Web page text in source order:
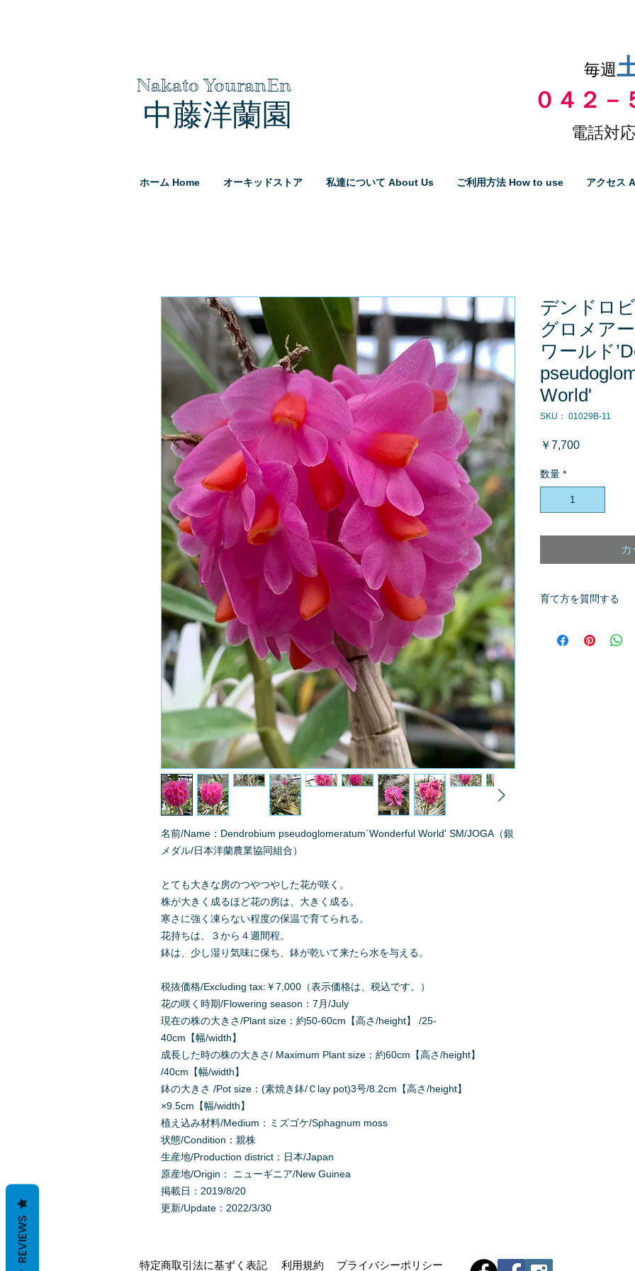
Nakato YouranEn
中藤洋蘭園
毎週
０４２－
電話対
ホーム Home オーキッドストア 私達について About Us ご利用方法 How to use アクセス
名前/Name：Dendrobium pseudoglomeratum`Wonderful World' SM/JOGA（銀
メダル/日本洋蘭農業協同組合）
とても大きな房のつやつやした花が咲く。
株が大きく成るほど花の房は、大きく成る。
寒さに強く凍らない程度の保温で育てられる。
花持ちは、３から４週間程。
鉢は、少し湿り気味に保ち、鉢が乾いて来たら水を与える。
税抜価格/Excluding tax:￥7,000（表示価格は、税込です。）
花の咲く時期/Flowering season：7月/July
現在の株の大きさ/Plant size：約50-60cm【高さ/height】 /25-
40cm【幅/width】
成長した時の株の大きさ/ Maximum Plant size：約60cm【高さ/height】
/40cm【幅/width】
鉢の大きさ /Pot size：(素焼き鉢/Ｃlay pot)3号/8.2cm【高さ/height】
×9.5cm【幅/width】
植え込み材料/Medium：ミズゴケ/Sphagnum moss
状態/Condition：親株
生産地/Production district：日本/Japan
原産地/Origin： ニューギニア/New Guinea
掲載日：2019/8/20
更新/Update：2022/3/30
デンドロ
グロメア
ワールド
World'
SKU： 01029B-11
￥7,700価
数量 *
育て方を質問する
※質問へのお返事は
特定商取引法に基ずく表記 利用規約 プライバシーポリシー
REVIEWS